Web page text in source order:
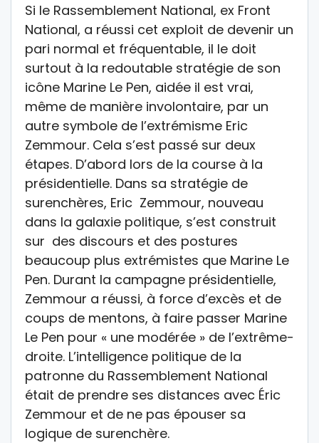
Si le Rassemblement National, ex Front
National, a réussi cet exploit de devenir un
pari normal et fréquentable, il le doit
surtout à la redoutable stratégie de son
icône Marine Le Pen, aidée il est vrai,
même de manière involontaire, par un
autre symbole de l’extrémisme Eric
Zemmour. Cela s’est passé sur deux
étapes. D’abord lors de la course à la
présidentielle. Dans sa stratégie de
surenchères, Eric Zemmour, nouveau
dans la galaxie politique, s’est construit
sur des discours et des postures
beaucoup plus extrémistes que Marine Le
Pen. Durant la campagne présidentielle,
Zemmour a réussi, à force d’excès et de
coups de mentons, à faire passer Marine
Le Pen pour « une modérée » de l’extrême-
droite. L’intelligence politique de la
patronne du Rassemblement National
était de prendre ses distances avec Éric
Zemmour et de ne pas épouser sa
logique de surenchère.